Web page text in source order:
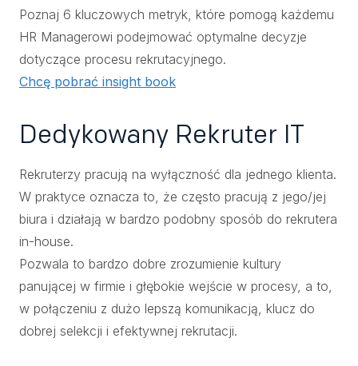
Poznaj 6 kluczowych metryk, które pomogą każdemu
HR Managerowi podejmować optymalne decyzje
dotyczące procesu rekrutacyjnego.
Chcę pobrać insight book
Dedykowany Rekruter IT
Rekruterzy pracują na wyłączność dla jednego klienta.
W praktyce oznacza to, że często pracują z jego/jej
biura i działają w bardzo podobny sposób do rekrutera
in-house.
Pozwala to bardzo dobre zrozumienie kultury
panującej w firmie i głębokie wejście w procesy, a to,
w połączeniu z dużo lepszą komunikacją, klucz do
dobrej selekcji i efektywnej rekrutacji.